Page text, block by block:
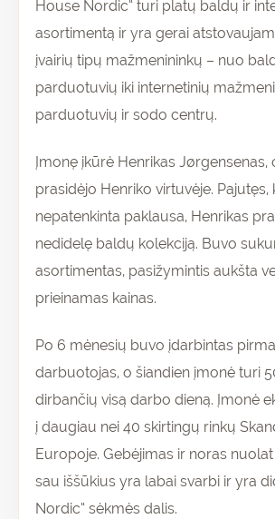
House Nordic“ turi platų baldų ir
asortimentą ir yra gerai
įvairių tipų mažmenininkų – nuo
parduotuvių iki internetinių
parduotuvių ir sodo centrų.
Įmonę įkūrė Henrikas Jørgensenas,
prasidėjo Henriko virtuvėje. Pajutęs,
nepatenkinta paklausa, Henrikas
nedidelę baldų kolekciją. Buvo
asortimentas, pasižymintis aukšta
prieinamas kainas.
Po 6 mėnesių buvo įdarbintas
darbuotojas, o šiandien įmonė turi
dirbančių visą darbo dieną. Įmonė
į daugiau nei 40 skirtingų rinkų
Europoje. Gebėjimas ir noras
sau iššūkius yra labai svarbi ir yra
Nordic“ sėkmės dalis.